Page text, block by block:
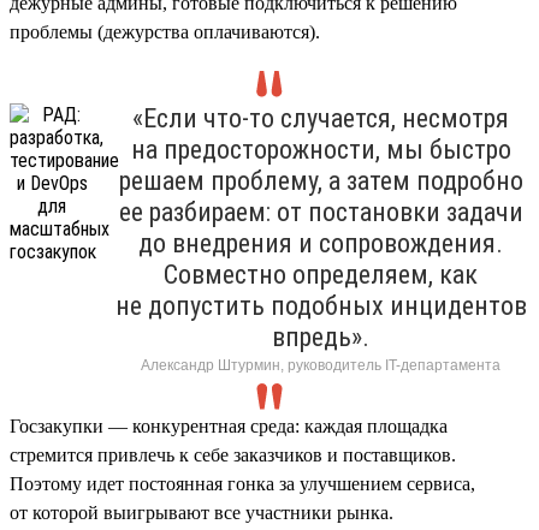
проблемы (дежурства оплачиваются).
«Если что-то случается, несмотря
на предосторожности, мы быстро
решаем проблему, а затем подробно
ее разбираем: от постановки задачи
до внедрения и сопровождения.
Совместно определяем, как
не допустить подобных инцидентов
впредь».
Александр Штурмин, руководитель IT-департамента
Госзакупки — конкурентная среда: каждая площадка
стремится привлечь к себе заказчиков и поставщиков.
Поэтому идет постоянная гонка за улучшением сервиса,
от которой выигрывают все участники рынка.